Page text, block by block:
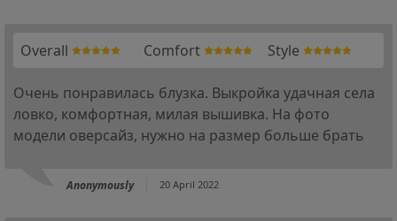
Overall Comfort Style
Очень понравилась блузка. Выкройка удачная села
ловко, комфортная, милая вышивка. На фото
модели оверсайз, нужно на размер больше брать
Anonymously 20 April 2022